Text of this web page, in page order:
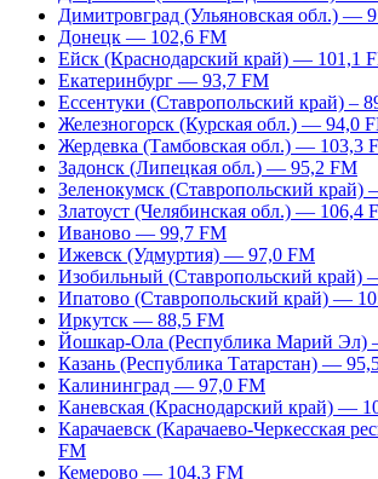
Димитровград (Ульяновская обл.) —
Донецк — 102,6 FM
Ейск (Краснодарский край) — 101,1
Екатеринбург — 93,7 FM
Ессентуки (Ставропольский край) –
Железногорск (Курская обл.) — 94,0
Жердевка (Тамбовская обл.) — 103,3
Задонск (Липецкая обл.) — 95,2 FM
Зеленокумск (Ставропольский край)
Златоуст (Челябинская обл.) — 106,4
Иваново — 99,7 FM
Ижевск (Удмуртия) — 97,0 FM
Изобильный (Ставропольский край)
Ипатово (Ставропольский край) —
Иркутск — 88,5 FM
Йошкар-Ола (Республика Марий Эл)
Казань (Республика Татарстан) —
Калининград — 97,0 FM
Каневская (Краснодарский край) —
Карачаевск (Карачаево-Черкесская
FM
Кемерово — 104,3 FM